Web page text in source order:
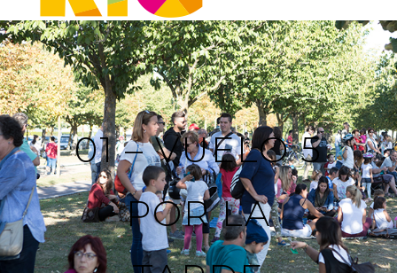
01 – VUELO 5
POR LA